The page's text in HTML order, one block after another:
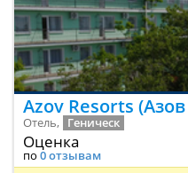
Azov Resorts
Отель, Геническ
Оценка
по 0 отзывам